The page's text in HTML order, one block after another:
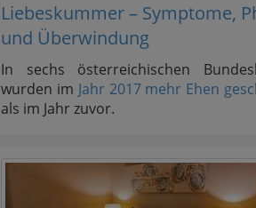
Liebeskummer – Symptome,
und Überwindung
In sechs österreichischen
wurden im Jahr 2017 mehr Ehen
als im Jahr zuvor.